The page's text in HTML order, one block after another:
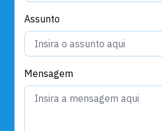
Assunto
Mensagem